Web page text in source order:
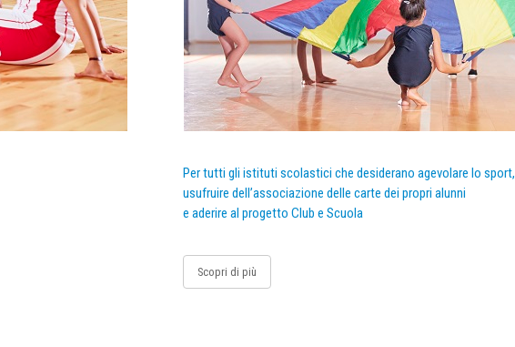
Per tutti gli istituti scolastici che desiderano agevolare lo sport,
usufruire dell’associazione delle carte dei propri alunni
e aderire al progetto Club e Scuola
Scopri di più